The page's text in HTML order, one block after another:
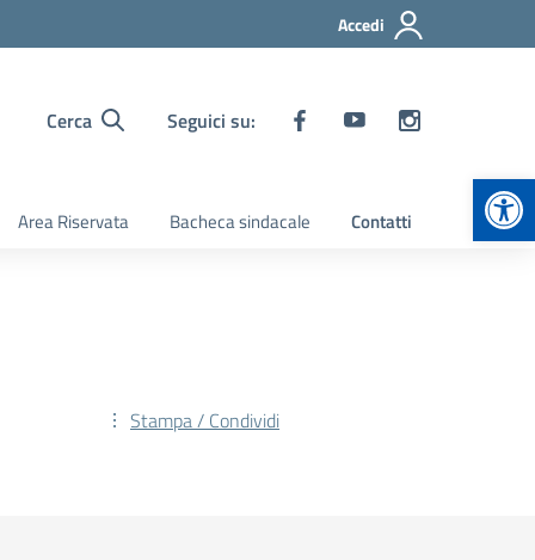
Accedi
Cerca Seguici su:
Area Riservata Bacheca sindacale Contatti
Stampa / Condividi